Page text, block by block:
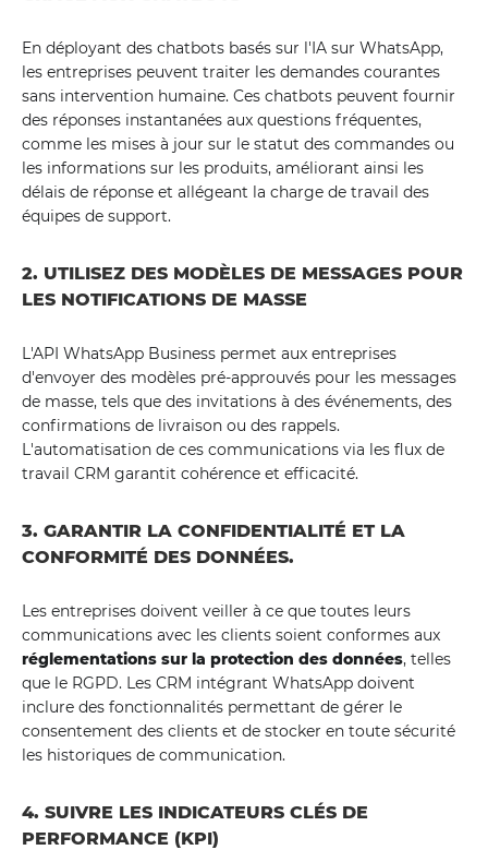
En déployant des chatbots basés sur l'IA sur WhatsApp,
les entreprises peuvent traiter les demandes courantes
sans intervention humaine. Ces chatbots peuvent fournir
des réponses instantanées aux questions fréquentes,
comme les mises à jour sur le statut des commandes ou
les informations sur les produits, améliorant ainsi les
délais de réponse et allégeant la charge de travail des
équipes de support.
2. UTILISEZ DES MODÈLES DE MESSAGES POUR
LES NOTIFICATIONS DE MASSE
L'API WhatsApp Business permet aux entreprises
d'envoyer des modèles pré-approuvés pour les messages
de masse, tels que des invitations à des événements, des
confirmations de livraison ou des rappels.
L'automatisation de ces communications via les flux de
travail CRM garantit cohérence et efficacité.
3. GARANTIR LA CONFIDENTIALITÉ ET LA
CONFORMITÉ DES DONNÉES.
Les entreprises doivent veiller à ce que toutes leurs
communications avec les clients soient conformes aux
réglementations sur la protection des données, telles
que le RGPD. Les CRM intégrant WhatsApp doivent
inclure des fonctionnalités permettant de gérer le
consentement des clients et de stocker en toute sécurité
les historiques de communication.
4. SUIVRE LES INDICATEURS CLÉS DE
PERFORMANCE (KPI)